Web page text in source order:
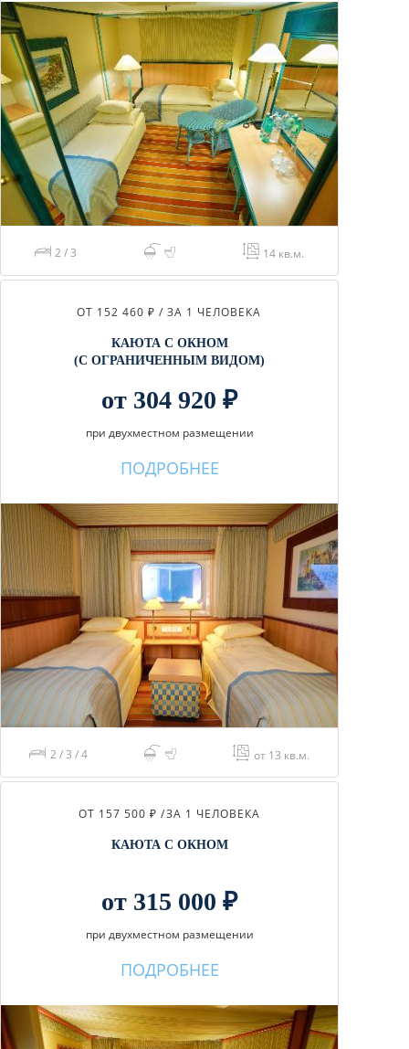
2 / 3 14 кв.м.
ОТ 152 460 ₽ / ЗА 1 ЧЕЛОВЕКА
КАЮТА С ОКНОМ
(С ОГРАНИЧЕННЫМ ВИДОМ)
от 304 920 ₽
при двухместном размещении
ПОДРОБНЕЕ
2 / 3 / 4 от 13 кв.м.
ОТ 157 500 ₽ /ЗА 1 ЧЕЛОВЕКА
КАЮТА С ОКНОМ
от 315 000 ₽
при двухместном размещении
ПОДРОБНЕЕ